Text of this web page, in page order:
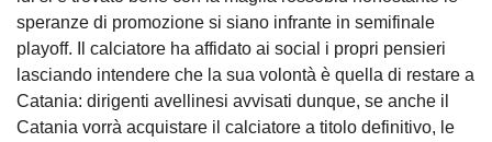
speranze di promozione si siano infrante in semifinale
playoff. Il calciatore ha affidato ai social i propri pensieri
lasciando intendere che la sua volontà è quella di restare a
Catania: dirigenti avellinesi avvisati dunque, se anche il
Catania vorrà acquistare il calciatore a titolo definitivo, le